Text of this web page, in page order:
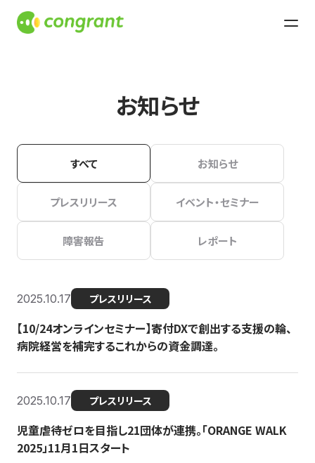
お知らせ
すべて お知らせ
プレスリリース イベント・セミナー
障害報告 レポート
2025.10.17 プレスリリース
【10/24オンラインセミナー】寄付DXで創出する支援の輪、
病院経営を補完するこれからの資金調達。
2025.10.17 プレスリリース
児童虐待ゼロを目指し21団体が連携。「ORANGE WALK
2025」11月1日スタート